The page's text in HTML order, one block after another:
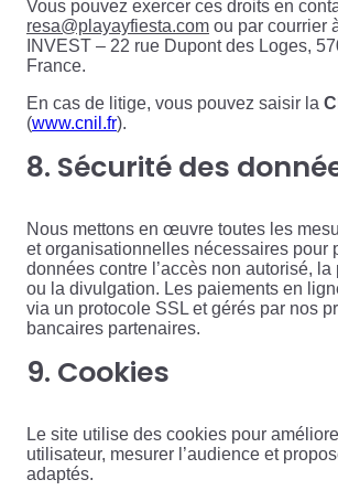
Vous pouvez exercer ces droits en
resa@playayfiesta.com ou par courrier
INVEST – 22 rue Dupont des Loges,
France.
En cas de litige, vous pouvez saisir la
(www.cnil.fr).
8. Sécurité des
Nous mettons en œuvre toutes les
et organisationnelles nécessaires pour
données contre l’accès non autorisé, la
ou la divulgation. Les paiements en
via un protocole SSL et gérés par nos
bancaires partenaires.
9. Cookies
Le site utilise des cookies pour
utilisateur, mesurer l’audience et
adaptés.